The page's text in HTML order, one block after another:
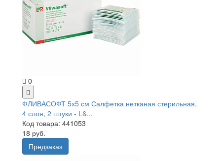
0
ФЛИВАСОФТ 5х5 см Салфетка нетканая стерильная,
4 слоя, 2 штуки - L&...
Код товара: 441053
18 руб.
Предзаказ